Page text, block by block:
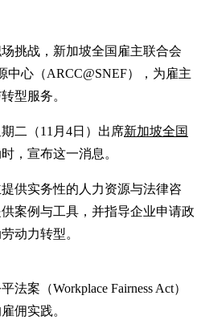
挑战，新加坡全国雇主联合会
中心（ARCC@SNEF），为雇主
型服务。
二（11月4日）出席新加坡全国
，宣布这一消息。
供实务性的人力资源与法律咨
案例与工具，并指导企业申请政
动力转型。
案（Workplace Fairness Act）
佣实践。